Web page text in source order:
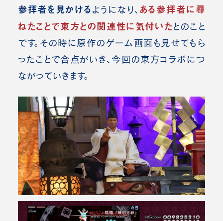
参拝者を見かける ようになり、 ある参拝者に尋
ねたことで東方との関連性に気付いたとのこと
です。その時に原作のゲーム画面も見せてもら
ったことで合点がいき、今回の東方コラボにつ
ながっていきます。